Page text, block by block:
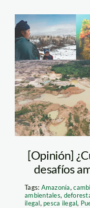
—spda
[Opinión]
desafíos
Tags: Amazonía,
ambientales,
ilegal, pesca ilegal,